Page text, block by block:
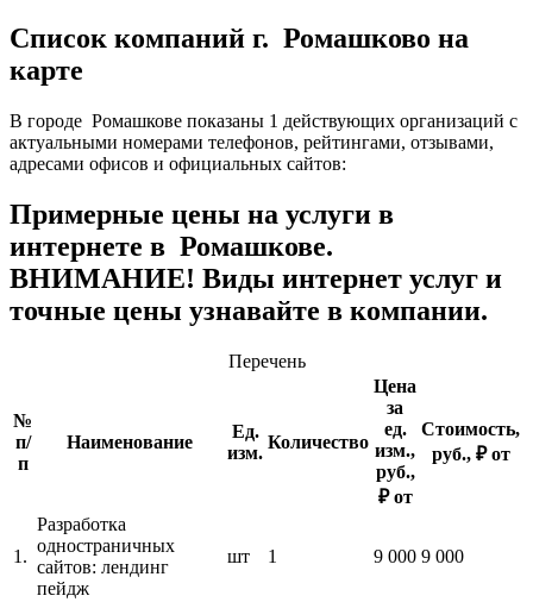
Список компаний г. Ромашково на
карте
В городе Ромашкове показаны 1 действующих организаций с
актуальными номерами телефонов, рейтингами, отзывами,
адресами офисов и официальных сайтов:
Примерные цены на услуги в
интернете в Ромашкове.
ВНИМАНИЕ! Виды интернет услуг и
точные цены узнавайте в компании.
Перечень
№
п/
п
Наименование
Ед.
изм.
Количество
Цена
за
ед.
изм.,
руб.,
₽ от
Стоимость,
руб., ₽ от
1.
Разработка
одностраничных
сайтов: лендинг
пейдж
шт 1 9 000 9 000